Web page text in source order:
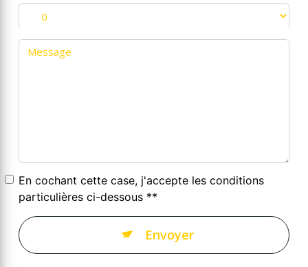
En cochant cette case, j'accepte les conditions
particulières ci-dessous **
Envoyer